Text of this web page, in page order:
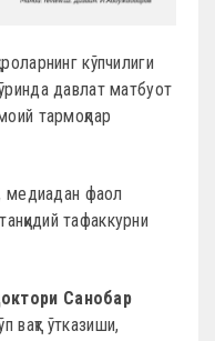
кўпчилиги
давлат матбуот
тармоқлар
медиадан фаол
тафаккурни
Санобар
вақт ўтказиши,